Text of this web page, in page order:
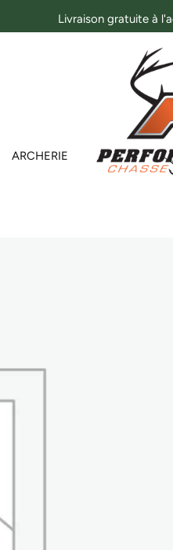
Livraison gratuite à
ARCHERIE